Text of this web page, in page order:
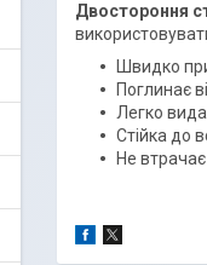
Двостороння
Швидко
Поглинає
Легко
Стійка до
Не